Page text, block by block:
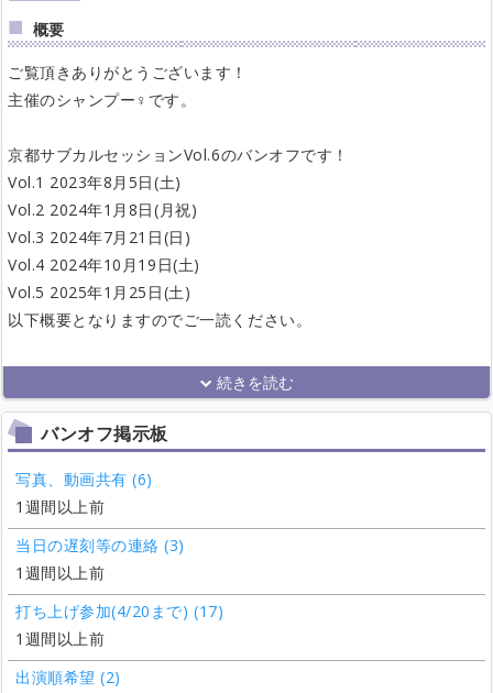
概要
ご覧頂きありがとうございます！
主催のシャンプー♀です。
京都サブカルセッションVol.6のバンオフです！
Vol.1 2023年8月5日(土)
Vol.2 2024年1月8日(月祝)
Vol.3 2024年7月21日(日)
Vol.4 2024年10月19日(土)
Vol.5 2025年1月25日(土)
以下概要となりますのでご一読ください。
バンオフ掲示板
写真、動画共有 (6)
1週間以上前
当日の遅刻等の連絡 (3)
1週間以上前
打ち上げ参加(4/20まで) (17)
1週間以上前
出演順希望 (2)